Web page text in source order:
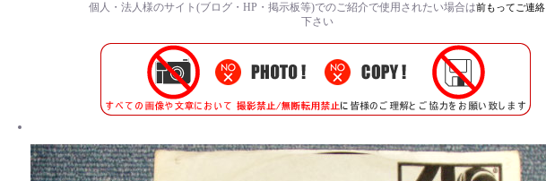
個人・法人様のサイト(ブログ・HP・掲示板等)でのご紹介で使用されたい場合は前もってご連絡
下さい